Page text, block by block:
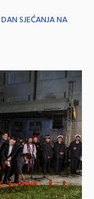
DAN SJEĆANJA NA